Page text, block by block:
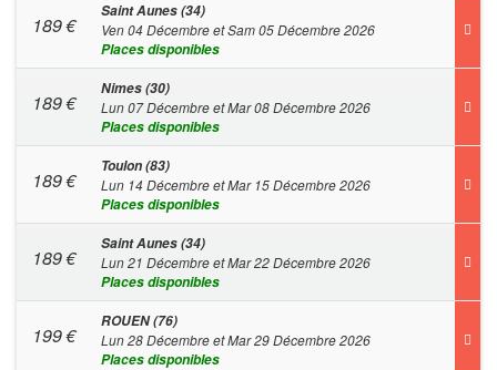
189€
Saint Aunes (34)
Ven 04 Décembre et Sam 05 Décembre 2026
Places disponibles
189€
Nimes (30)
Lun 07 Décembre et Mar 08 Décembre 2026
Places disponibles
189€
Toulon (83)
Lun 14 Décembre et Mar 15 Décembre 2026
Places disponibles
189€
Saint Aunes (34)
Lun 21 Décembre et Mar 22 Décembre 2026
Places disponibles
199€
ROUEN (76)
Lun 28 Décembre et Mar 29 Décembre 2026
Places disponibles